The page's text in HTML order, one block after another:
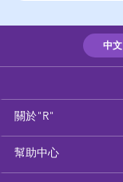
中文
關於"R"
幫助中心